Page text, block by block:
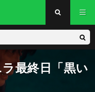
最終日「黒い